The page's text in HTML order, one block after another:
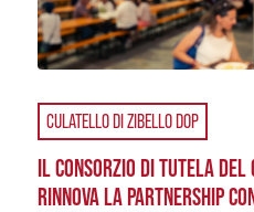
CULATELLO DI ZIBELLO DOP
IL CONSORZIO DI TUTELA
RINNOVA LA PARTNERSHIP